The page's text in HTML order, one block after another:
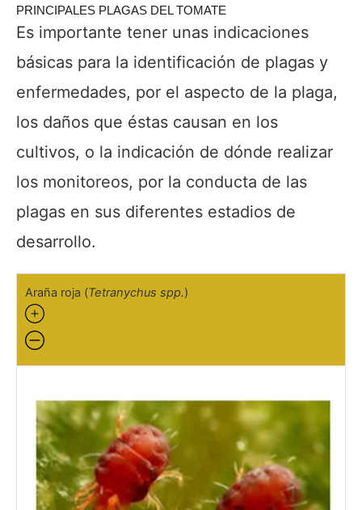
PRINCIPALES PLAGAS DEL TOMATE
Es importante tener unas indicaciones
básicas para la identificación de plagas y
enfermedades, por el aspecto de la plaga,
los daños que éstas causan en los
cultivos, o la indicación de dónde realizar
los monitoreos, por la conducta de las
plagas en sus diferentes estadios de
desarrollo.
Araña roja (Tetranychus spp.)